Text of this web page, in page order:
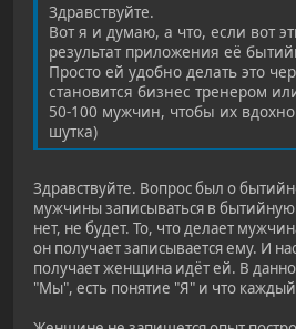
Здравствуйте.
Вот я и думаю, а что, если вот
результат приложения её
Просто ей удобно делать это
становится бизнес тренером
50-100 мужчин, чтобы их
шутка)
Здравствуйте. Вопрос был о
мужчины записываться в
нет, не будет. То, что делает
он получает записывается ему. И
получает женщина идёт ей. В
"Мы", есть понятие "Я" и что каждый